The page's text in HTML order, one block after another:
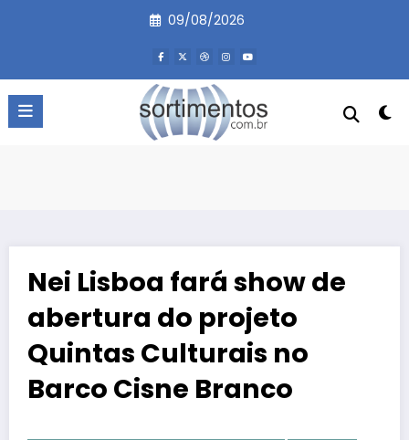
09/08/2026
Nei Lisboa fará show de
abertura do projeto
Quintas Culturais no
Barco Cisne Branco